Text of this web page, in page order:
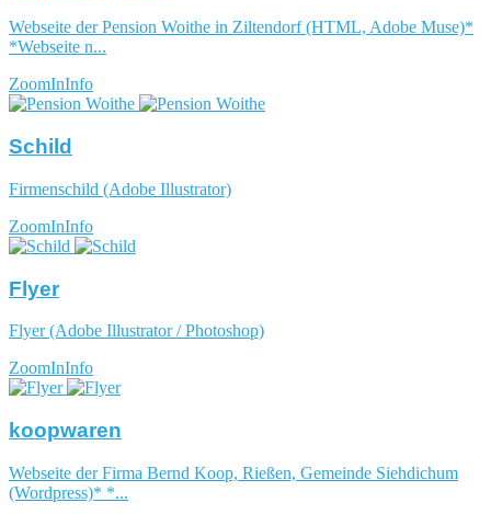
Webseite der Pension Woithe in Ziltendorf (HTML, Adobe Muse)*
*Webseite n...
ZoomInInfo
Schild
Firmenschild (Adobe Illustrator)
ZoomInInfo
Flyer
Flyer (Adobe Illustrator / Photoshop)
ZoomInInfo
koopwaren
Webseite der Firma Bernd Koop, Rießen, Gemeinde Siehdichum
(Wordpress)* *...